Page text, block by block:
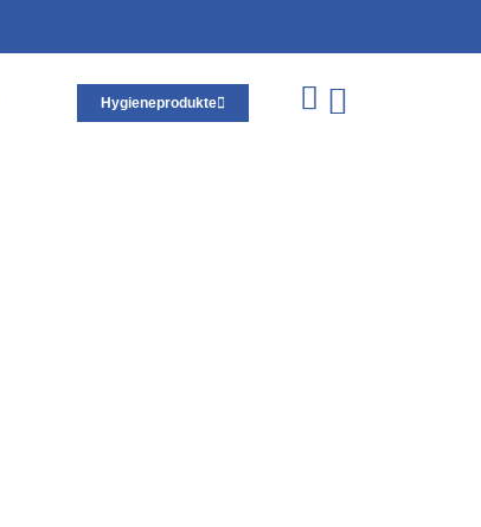
Hygieneprodukte